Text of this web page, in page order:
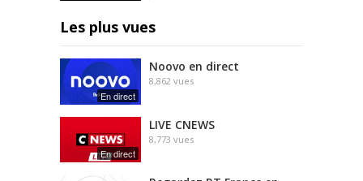
Les plus vues
En direct
Noovo en direct
8,862 vues
En direct
LIVE CNEWS
8,773 vues